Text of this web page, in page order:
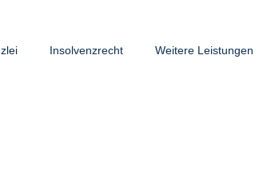
Insolvenzrecht Weitere Leistungen